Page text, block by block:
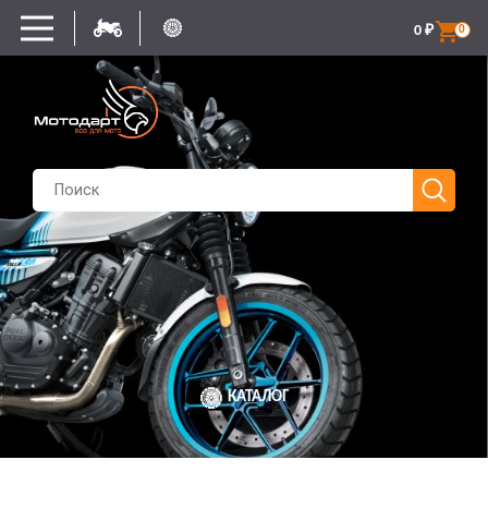
0
0 ₽
КАТАЛОГ